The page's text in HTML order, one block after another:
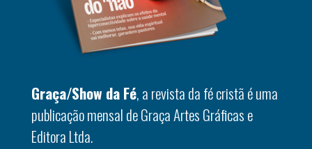
Graça/Show da Fé, a revista da fé cristã é uma
publicação mensal de Graça Artes Gráficas e
Editora Ltda.